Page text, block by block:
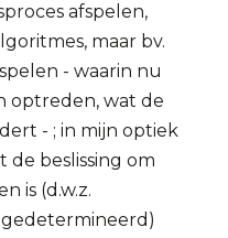
afspelen,
maar bv.
- waarin nu
optreden, wat de
- ; in mijn optiek
beslissing om
is (d.w.z.